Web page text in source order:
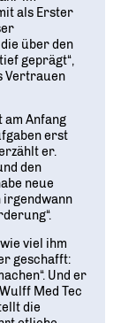
als Erster
über den
geprägt“,
Vertrauen
am Anfang
erst
er.
den
neue
irgendwann
viel ihm
geschafft:
Und er
Med Tec
die